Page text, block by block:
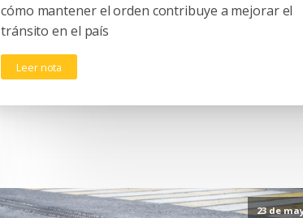
cómo mantener el orden contribuye a mejorar el
tránsito en el país
Leer nota
23 de